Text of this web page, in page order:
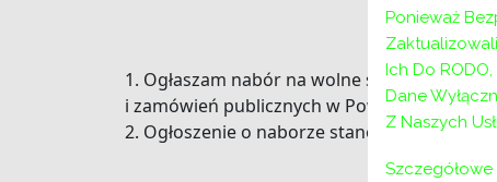
Ponieważ
Ich Do
Dane
Z Naszych
Ogłaszam nabór na wolne stanowisko
i zamówień publicznych w Powiatowym
Ogłoszenie o naborze stanowi załącznik